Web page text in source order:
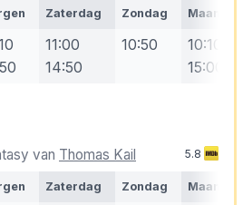
Zaterdag Zondag Maandag
11:00
14:50
10:50
10:10
15:00
van Thomas Kail 5.8
Zaterdag Zondag Maandag